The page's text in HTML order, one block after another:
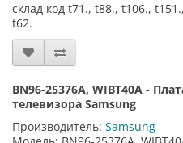
склад код t71., t88., t106.,
t62.
BN96-25376A, WIBT40A -
телевизора Samsung
Производитель: Samsung